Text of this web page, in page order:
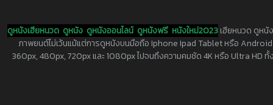
ดูหนังเฮียหนวด ดูหนัง ดูหนังออนไลน์ ดูหนังฟรี หนังใหม่2023เฮียหนวด ดูหนั
ภาพยนต์ไม่เว้นแม้แต่การดูหนังบนมือถือ Iphone Ipad Tablet หรือ
360px, 480px, 720px และ 1080px ไปจนถึงความคมชัด 4K หรือ Ultra HD